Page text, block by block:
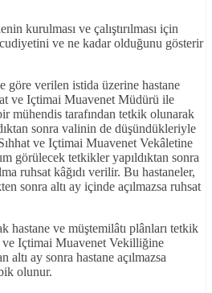
kurulması ve çalıştırılması için
ve ne kadar olduğunu gösterir
göre verilen istida üzerine hastane
ve Içtimai Muavenet Müdürü ile
mühendis tarafından tetkik olunarak
sonra valinin de düşündükleriyle
ve Içtimai Muavenet Vekâletine
görülecek tetkikler yapıldıktan sonra
ruhsat kâğıdı verilir. Bu hastaneler,
sonra altı ay içinde açılmazsa ruhsat
hastane ve müştemilâtı plânları tetkik
ve Içtimai Muavenet Vekilliğine
altı ay sonra hastane açılmazsa
olunur.